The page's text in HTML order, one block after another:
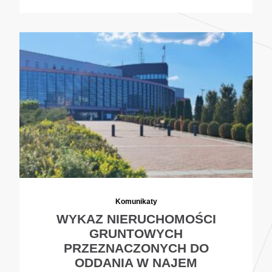
Komunikaty
WYKAZ NIERUCHOMOŚCI
GRUNTOWYCH
PRZEZNACZONYCH DO
ODDANIA W NAJEM